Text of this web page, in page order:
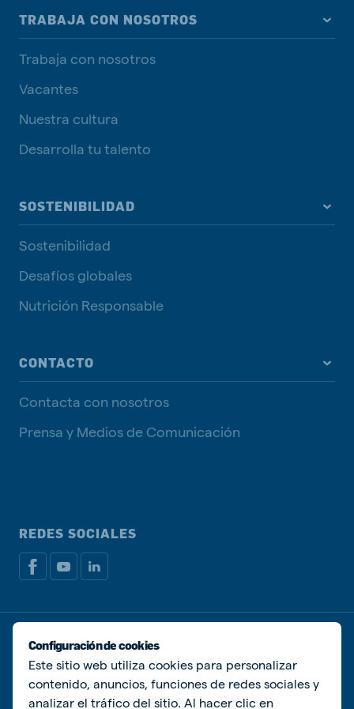
TRABAJA CON NOSOTROS
Trabaja con nosotros
Vacantes
Nuestra cultura
Desarrolla tu talento
SOSTENIBILIDAD
Sostenibilidad
Desafíos globales
Nutrición Responsable
CONTACTO
Contacta con nosotros
Prensa y Medios de Comunicación
REDES SOCIALES
Política de privacidadPolítica de Cookies
Administrar Cookies
© De Heus Animal Nutrition
Configuración de cookies
Este sitio web utiliza cookies para personalizar
contenido, anuncios, funciones de redes sociales y
analizar el tráfico del sitio. Al hacer clic en